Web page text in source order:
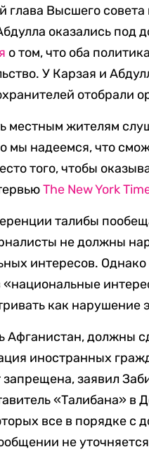
Высшего
оказались под
о том, что оба
У Карзая и
отобрали
местным жителям
мы надеемся, что
того, чтобы
The New York
талибы
не должны
интересов.
«национальные
как нарушение
Афганистан, должны
иностранных
запрещена, заявил
«Талибана» в
все в порядке с
не